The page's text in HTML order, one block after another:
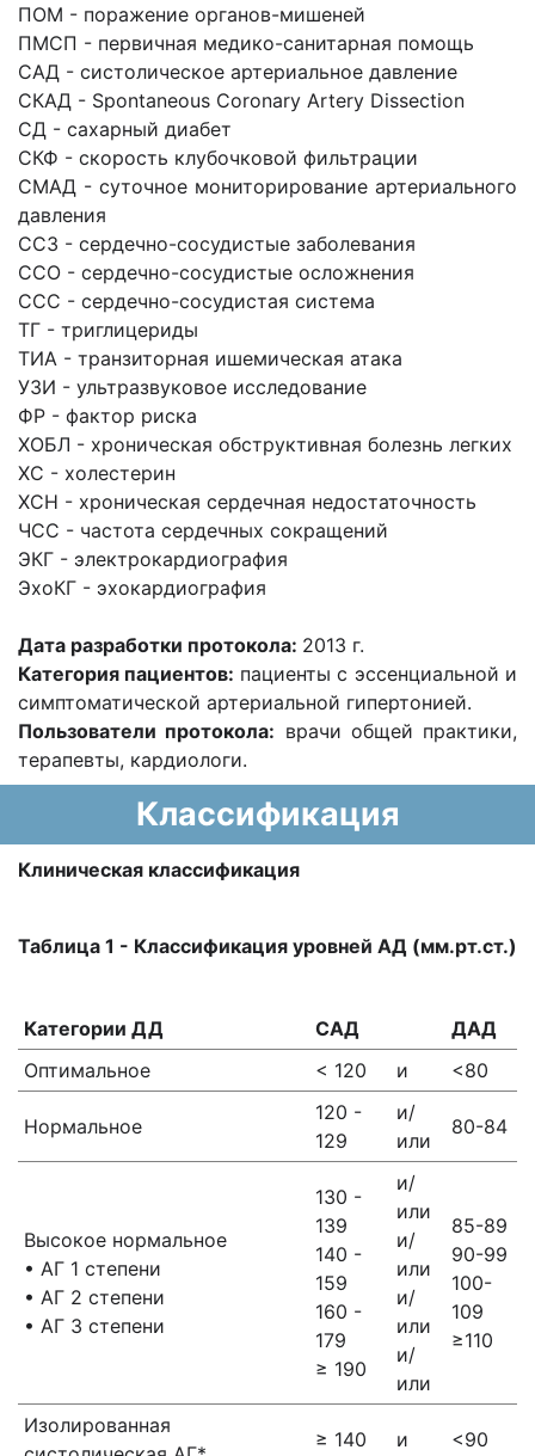
ПОМ - поражение органов-мишеней
ПМСП - первичная медико-санитарная помощь
САД - систолическое артериальное давление
СКАД - Spontaneous Coronary Artery Dissection
СД - сахарный диабет
СКФ - скорость клубочковой фильтрации
СМАД - суточное мониторирование артериального
давления
ССЗ - сердечно-сосудистые заболевания
ССО - сердечно-сосудистые осложнения
ССС - сердечно-сосудистая система
ТГ - триглицериды
ТИА - транзиторная ишемическая атака
УЗИ - ультразвуковое исследование
ФР - фактор риска
ХОБЛ - хроническая обструктивная болезнь легких
ХС - холестерин
ХСН - хроническая сердечная недостаточность
ЧСС - частота сердечных сокращений
ЭКГ - электрокардиография
ЭхоКГ - эхокардиография
Дата разработки протокола: 2013 г.
Категория пациентов: пациенты с эссенциальной и
симптоматической артериальной гипертонией.
Пользователи протокола: врачи общей практики,
терапевты, кардиологи.
Классификация
Клиническая классификация
Таблица 1 - Классификация уровней АД (мм.рт.ст.)
Категории ДД САД
ДАД
Оптимальное
< 120 и <80
Нормальное
120 -
129
и/
или
80-84
Высокое нормальное
• АГ 1 степени
• АГ 2 степени
• АГ 3 степени
130 -
139
140 -
159
160 -
179
≥ 190
и/
или
и/
или
и/
или
и/
или
85-89
90-99
100-
109
≥110
Изолированная
≥ 140 и <90